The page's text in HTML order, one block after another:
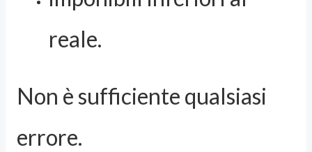
reale.
Non è sufficiente qualsiasi
errore.